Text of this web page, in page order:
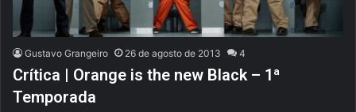
Gustavo Grangeiro 26 de agosto de 2013 4
Crítica | Orange is the new Black – 1ª
Temporada